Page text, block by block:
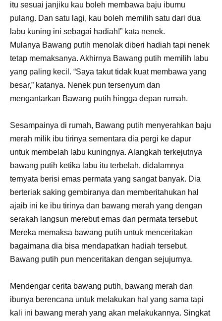
itu sesuai janjiku kau boleh membawa baju ibumu
pulang. Dan satu lagi, kau boleh memilih satu dari dua
labu kuning ini sebagai hadiah!” kata nenek.
Mulanya Bawang putih menolak diberi hadiah tapi nenek
tetap memaksanya. Akhirnya Bawang putih memilih labu
yang paling kecil. “Saya takut tidak kuat membawa yang
besar,” katanya. Nenek pun tersenyum dan
mengantarkan Bawang putih hingga depan rumah.
Sesampainya di rumah, Bawang putih menyerahkan baju
merah milik ibu tirinya sementara dia pergi ke dapur
untuk membelah labu kuningnya. Alangkah terkejutnya
bawang putih ketika labu itu terbelah, didalamnya
ternyata berisi emas permata yang sangat banyak. Dia
berteriak saking gembiranya dan memberitahukan hal
ajaib ini ke ibu tirinya dan bawang merah yang dengan
serakah langsun merebut emas dan permata tersebut.
Mereka memaksa bawang putih untuk menceritakan
bagaimana dia bisa mendapatkan hadiah tersebut.
Bawang putih pun menceritakan dengan sejujurnya.
Mendengar cerita bawang putih, bawang merah dan
ibunya berencana untuk melakukan hal yang sama tapi
kali ini bawang merah yang akan melakukannya. Singkat